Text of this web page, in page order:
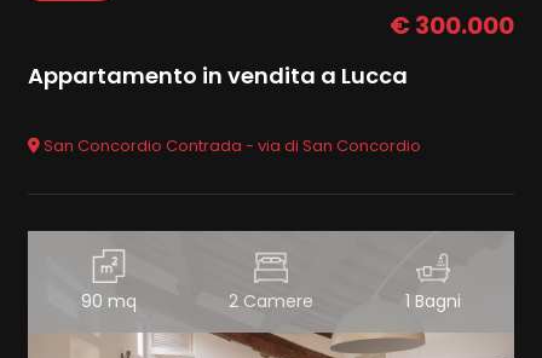
€ 300.000
Appartamento in vendita a Lucca
San Concordio Contrada - via di San Concordio
90 mq 2 Camere 1 Bagni